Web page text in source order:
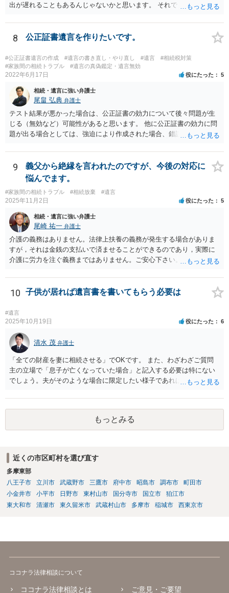
出が遅れることもあるんじゃないかと思います。 それでもあなた有利
8 公正証書遺言を作りたいです。
#公正証書遺言の作成 #遺言の書き直し・やり直し #遺言
#相続税対策
#家族間の相続トラブル
#遺言の真偽鑑定・遺言無効
2022年6月17日 役にたった 5
相続・遺言に強い弁護士
尾畠 弘典 弁護士
テスト結果が悪かった場合は、公正証書の効力について後々問題が生
じる（無効など）可能性があると思います。 他に公正証書の効力に問
題が出る場合としては、強迫により作成された場合、錯誤（勘違い）
すが、弁護士に作成を依頼する場合は、１０～数十万円程度になるケ
ースが多いと思います。 報酬体系は、弁護士ごとに異なりますので一
律の基準はありません。
9
義父から絶縁を言われたのですが、今後の対応に
悩んでます。
#家族間の相続トラブル #相続放棄 #遺言
2025年11月2日 役にたった 5
相続・遺言に強い弁護士
尾崎 祐一 弁護士
介護の義務はありません。法律上扶養の義務が発生する場合がありま
すが，それは金銭の支払いで済ませることができるのであり，実際に
介護に労力を注ぐ義務まではありません。ご安心下さい。
10 子供が居れば遺言書を書いてもらう必要は
#遺言
2025年10月19日 役にたった 6
清水 茂 弁護士
「全ての財産を妻に相続させる」でOKです。 また、わざわざご質問
主の立場で「息子が亡くなっていた場合」と記入する必要は特にない
でしょう。夫がそのような場合に限定したい様子であれば工夫するの
もっとみる
近くの市区町村を選び直す
多摩東部
八王子市
立川市 武蔵野市 三鷹市 府中市 昭島市 調布市
町田市
小金井市
小平市 日野市 東村山市 国分寺市 国立市
狛江市
東大和市
清瀬市 東久留米市 武蔵村山市 多摩市 稲城市 西東京市
ココナラ法律相談について
ココナラ法律相談とは ご意見・ご要望